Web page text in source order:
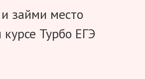
займи место
Турбо ЕГЭ